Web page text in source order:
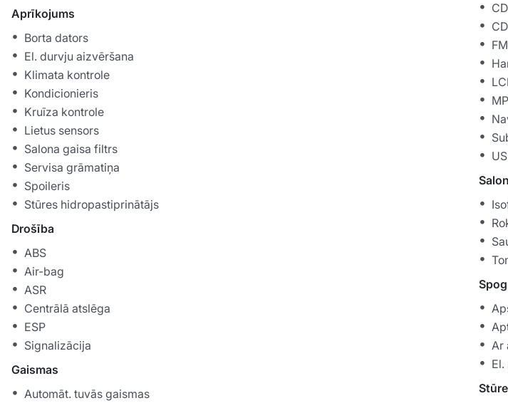
Aprīkojums
Borta dators
El. durvju aizvēršana
Klimata kontrole
Kondicionieris
Kruīza kontrole
Lietus sensors
Salona gaisa filtrs
Servisa grāmatiņa
Spoileris
Stūres hidropastiprinātājs
Drošība
ABS
Air-bag
ASR
Centrālā atslēga
ESP
Signalizācija
Gaismas
Automāt. tuvās gaismas
CD
Ar
Stūre